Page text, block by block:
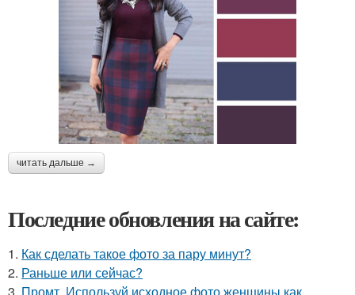
читать дальше →
Последние обновления на сайте:
1. Как сделать такое фото за пару минут?
2. Раньше или сейчас?